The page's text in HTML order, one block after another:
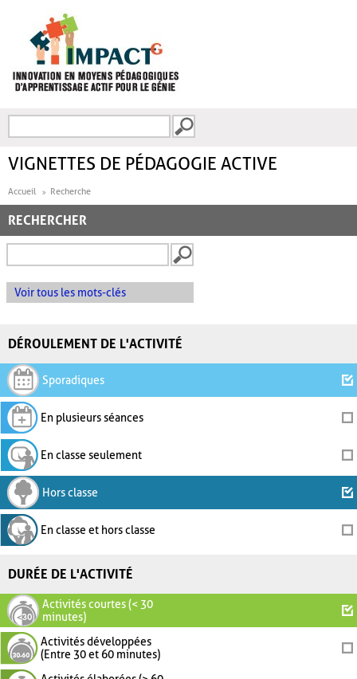
FORMULAIRE DE
VIGNETTES DE PÉDAGOGIE ACTIVE
Accueil Recherche
RECHERCHER
Voir tous les mots-clés
DÉROULEMENT DE L'ACTIVITÉ
Sporadiques
En plusieurs séances
En classe seulement
Hors classe
En classe et hors classe
DURÉE DE L'ACTIVITÉ
Activités courtes (< 30
minutes)
Activités développées
(Entre 30 et 60 minutes)